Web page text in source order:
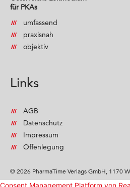
für PKAs
umfassend
praxisnah
objektiv
Links
AGB
Datenschutz
Impressum
Offenlegung
© 2026 PharmaTime Verlags GmbH, 1170